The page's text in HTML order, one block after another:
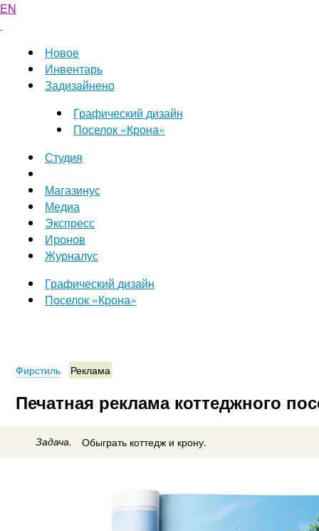
EN
Новое
Инвентарь
Задизайнено
Графический дизайн
Поселок «Крона»
Студия
Магазинус
Медиа
Экспресс
Иронов
Журналус
Графический дизайн
Поселок «Крона»
Фирстиль Реклама
Печатная реклама коттеджного
Задача. Обыграть коттедж и крону.